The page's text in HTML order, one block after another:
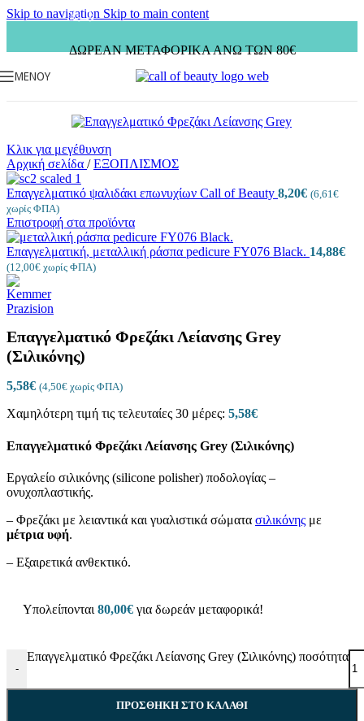
Skip to navigation Skip to main content
ΔΩΡΕΑΝ ΜΕΤΑΦΟΡΙΚΑ ΑΝΩ ΤΩΝ 80€
ΜΕΝΟΎ
Κλικ για μεγέθυνση
Αρχική σελίδα / ΕΞΟΠΛΙΣΜΟΣ
Επαγγελματικό ψαλιδάκι επωνυχίων Call of Beauty 8,20€ (6,61€
χωρίς ΦΠΑ)
Επιστροφή στα προϊόντα
Επαγγελματική, μεταλλική ράσπα pedicure FY076 Black. 14,88€
(12,00€ χωρίς ΦΠΑ)
Επαγγελματικό Φρεζάκι Λείανσης Grey
(Σιλικόνης)
5,58€ (4,50€ χωρίς ΦΠΑ)
Χαμηλότερη τιμή τις τελευταίες 30 μέρες: 5,58€
Επαγγελματικό Φρεζάκι Λείανσης Grey (Σιλικόνης)
Εργαλείο σιλικόνης (silicone polisher) ποδολογίας –
ονυχοπλαστικής.
– Φρεζάκι με λειαντικά και γυαλιστικά σώματα σιλικόνης με
μέτρια υφή.
– Eξαιρετικά ανθεκτικό.
Υπολείπονται 80,00€ για δωρεάν μεταφορικά!
-
Επαγγελματικό Φρεζάκι Λείανσης Grey (Σιλικόνης) ποσότητα
ΠΡΟΣΘΉΚΗ ΣΤΟ ΚΑΛΆΘΙ